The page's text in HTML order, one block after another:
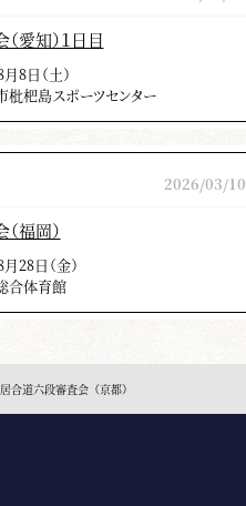
愛知）１日目
8日（土）
枇杷島スポーツセンター
2026/03/10
福岡）
28日（金）
合体育館
居合道六段審査会（京都）